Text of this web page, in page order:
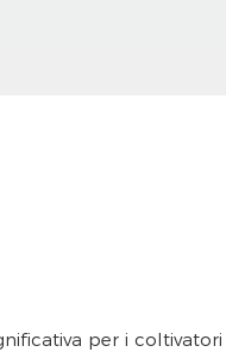
per i coltivatori